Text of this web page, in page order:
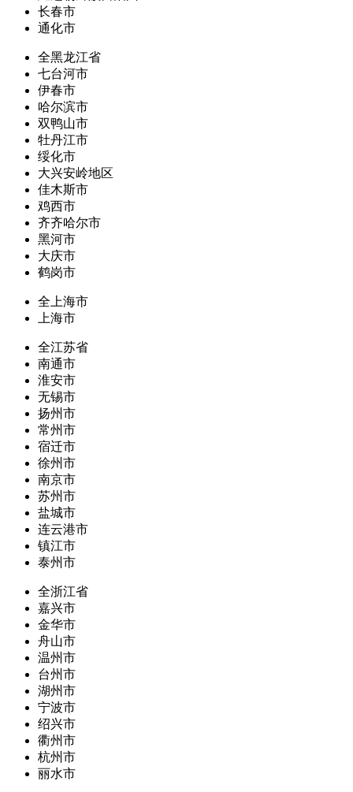
长春市
通化市
全黑龙江省
七台河市
伊春市
哈尔滨市
双鸭山市
牡丹江市
绥化市
大兴安岭地区
佳木斯市
鸡西市
齐齐哈尔市
黑河市
大庆市
鹤岗市
全上海市
上海市
全江苏省
南通市
淮安市
无锡市
扬州市
常州市
宿迁市
徐州市
南京市
苏州市
盐城市
连云港市
镇江市
泰州市
全浙江省
嘉兴市
金华市
舟山市
温州市
台州市
湖州市
宁波市
绍兴市
衢州市
杭州市
丽水市